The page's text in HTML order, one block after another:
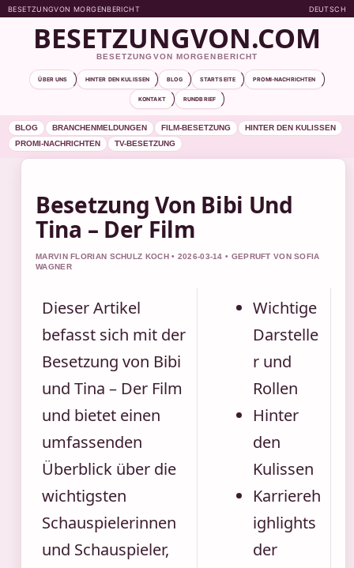
BESETZUNGVON MORGENBERICHT DEUTSCH
BESETZUNGVON.COM
BESETZUNGVON MORGENBERICHT
ÜBER UNS HINTER DEN KULISSEN BLOG STARTSEITE PROMI-NACHRICHTEN
KONTAKT RUNDBRIEF
BLOG BRANCHENMELDUNGEN FILM-BESETZUNG
HINTER DEN KULISSEN
PROMI-NACHRICHTEN
TV-BESETZUNG
Besetzung Von Bibi Und
Tina – Der Film
MARVIN FLORIAN SCHULZ KOCH • 2026-03-14 • GEPRUFT VON SOFIA
WAGNER
Dieser Artikel
befasst sich mit der
Besetzung von Bibi
und Tina – Der Film
und bietet einen
umfassenden
Überblick über die
wichtigsten
Schauspielerinnen
und Schauspieler,
Wichtige
Darstelle
r und
Rollen
Hinter
den
Kulissen
Karriereh
ighlights
der